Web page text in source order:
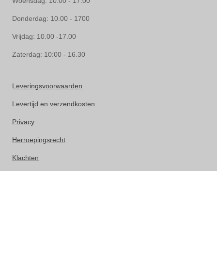
Donderdag: 10.00 - 1700
Vrijdag: 10.00 -17.00
Zaterdag: 10:00 - 16.30
Leveringsvoorwaarden
Levertijd en verzendkosten
Privacy
Herroepingsrecht
Klachten